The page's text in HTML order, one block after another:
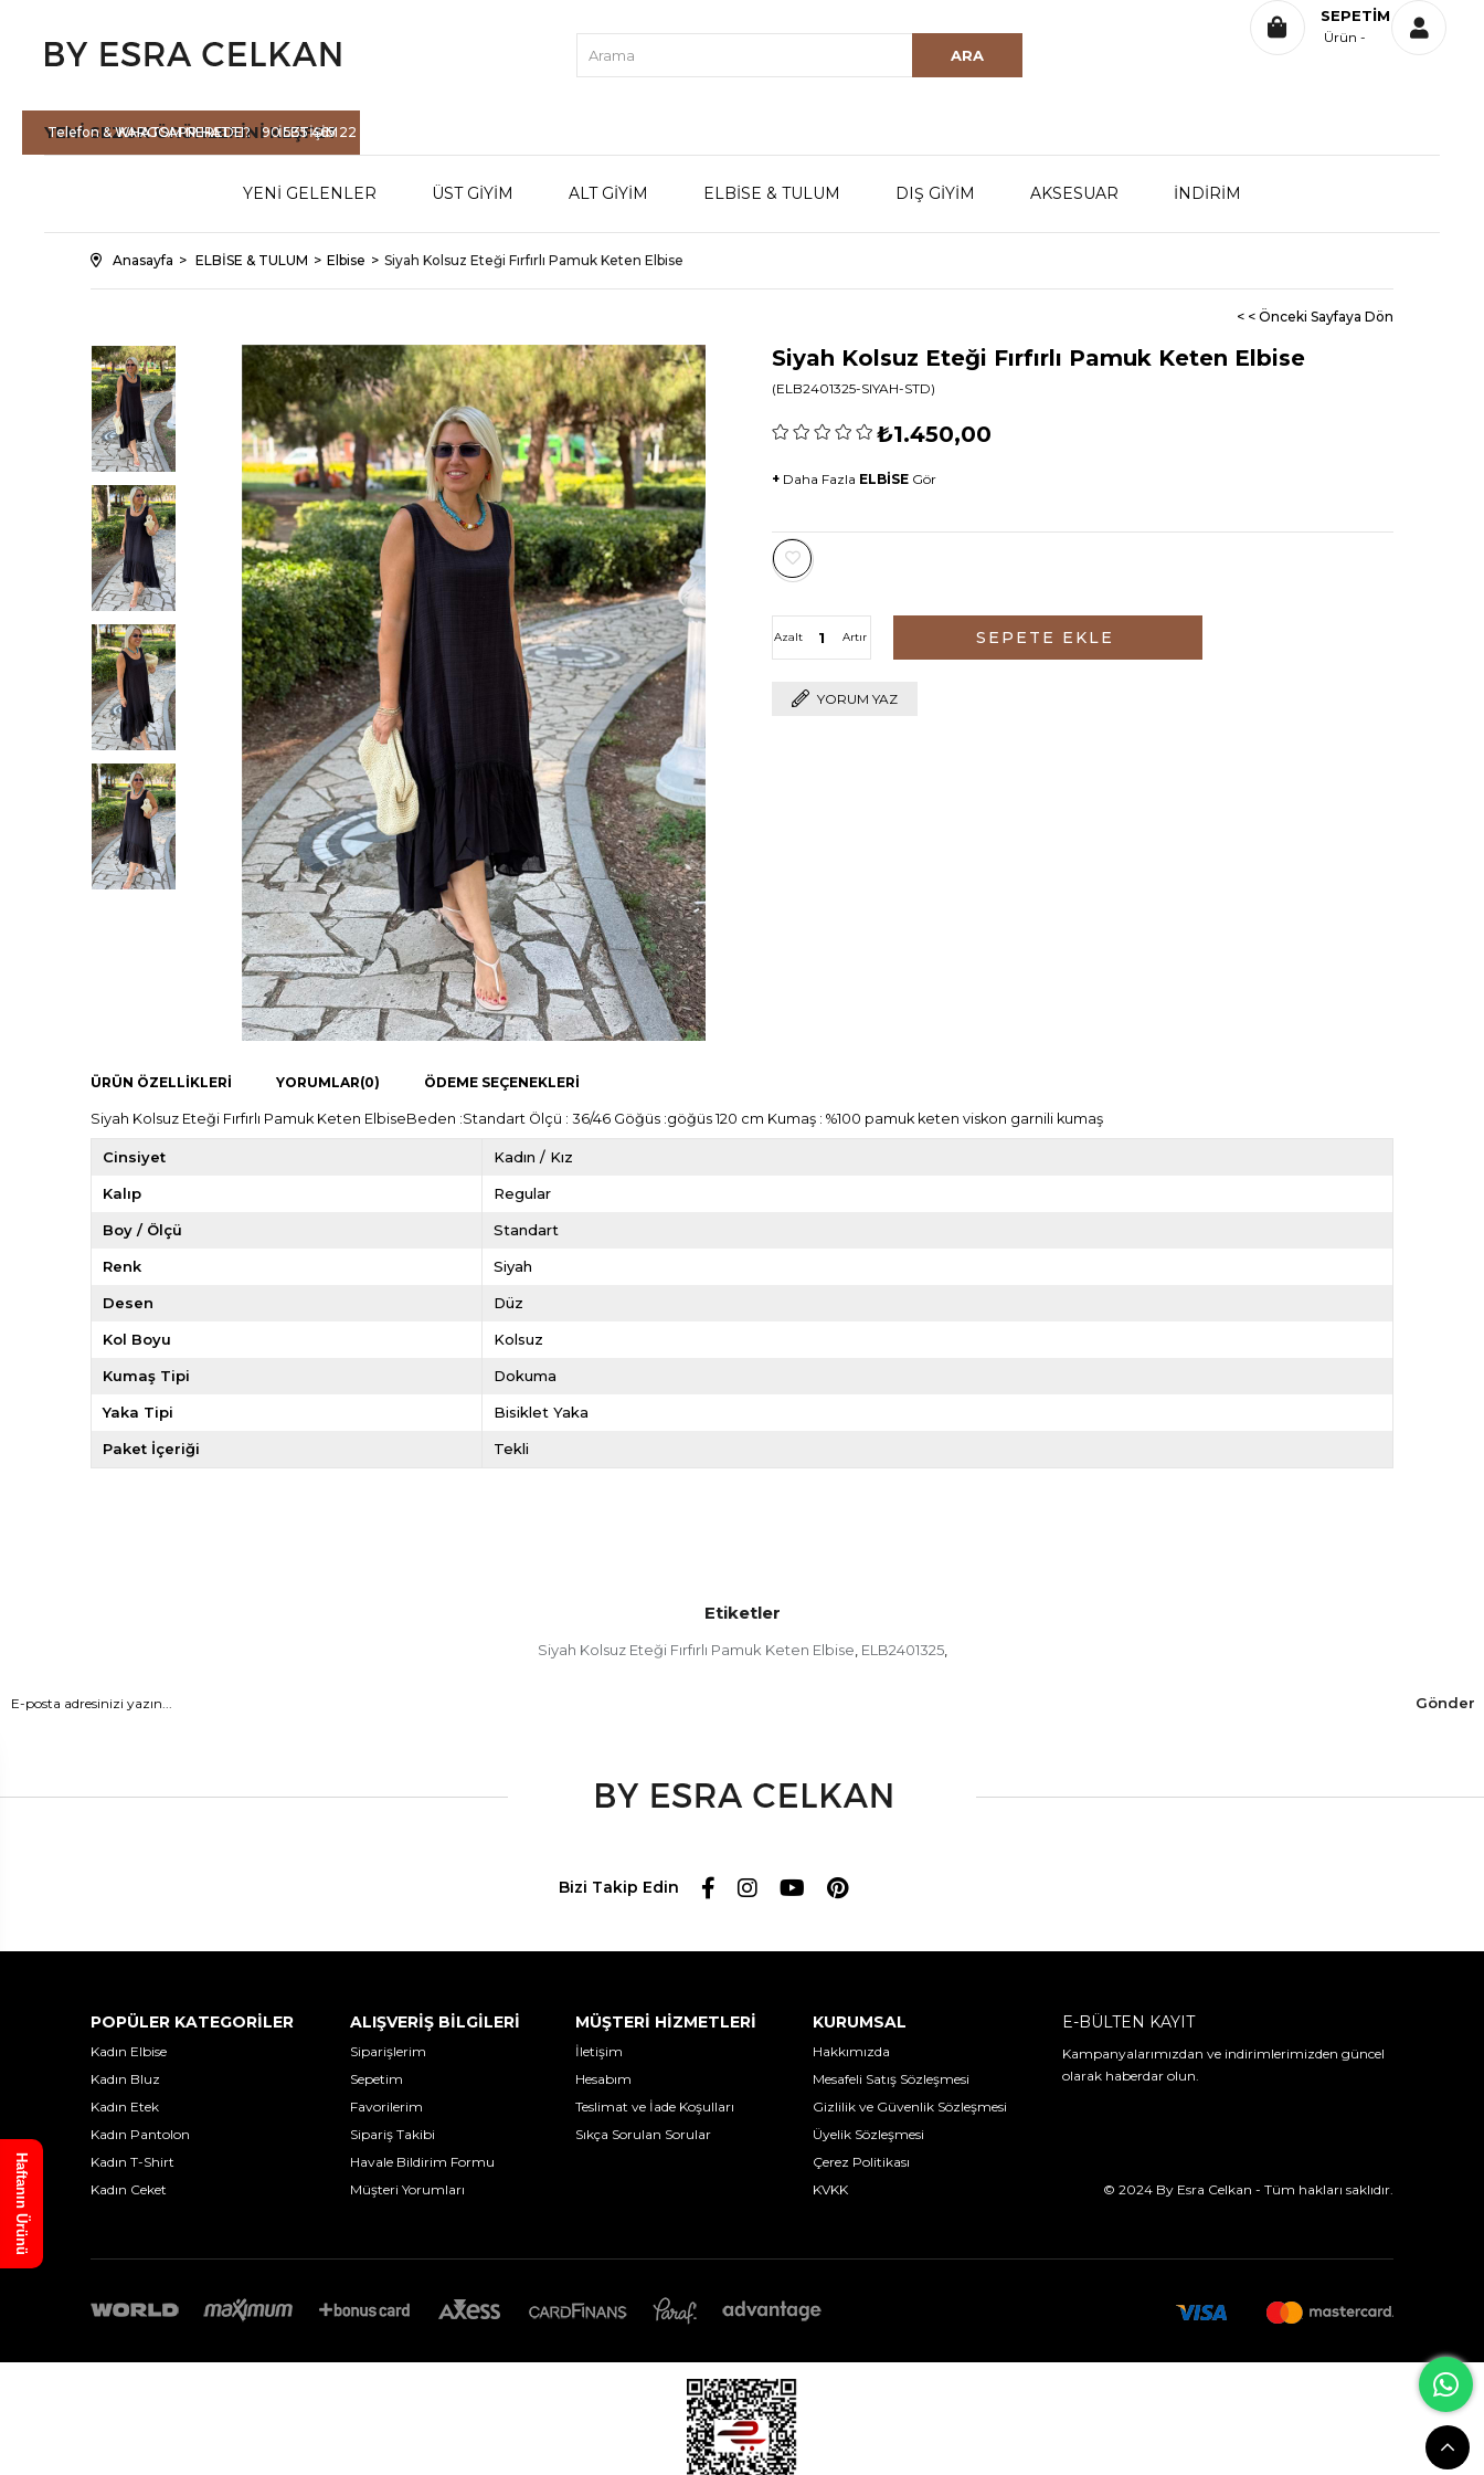
Telefon & WHATSAPP HATTI : 90 535 465 22
YENİ SEZONÜRÜNLERİNİ KEŞFET
KARGOM NEREDE? İLETİŞİM
SEPETIM
Ürün
YENİ GELENLER ÜST GİYİM ALT GİYİM ELBİSE & TULUM DIŞ GİYİM AKSESUAR İNDİRİM
Anasayfa ELBİSE & TULUM Elbise Siyah Kolsuz Eteği Fırfırlı Pamuk Keten Elbise
< < Önceki Sayfaya Dön
Siyah Kolsuz Eteği Fırfırlı Pamuk Keten Elbise
(ELB2401325-SIYAH-STD)
₺1.450,00
+ Daha Fazla ELBİSE Gör
Artır
Azalt
YORUM YAZ
ÜRÜN ÖZELLIKLERI YORUMLAR(0) ÖDEME SEÇENEKLERI
Siyah Kolsuz Eteği Fırfırlı Pamuk Keten ElbiseBeden :Standart Ölçü : 36/46 Göğüs :göğüs 120 cm Kumaş : %100 pamuk keten viskon garnili kumaş
Cinsiyet Kadın / Kız
Kalıp Regular
Boy / Ölçü Standart
Renk Siyah
Desen Düz
Kol Boyu Kolsuz
Kumaş Tipi Dokuma
Yaka Tipi Bisiklet Yaka
Paket İçeriği Tekli
Etiketler
Siyah Kolsuz Eteği Fırfırlı Pamuk Keten Elbise, ELB2401325,
Gönder
Bizi Takip Edin
POPÜLER KATEGORİLER
Kadın Elbise
Kadın Bluz
Kadın Etek
Kadın Pantolon
Kadın T-Shirt
Kadın Ceket
ALIŞVERİŞ BİLGİLERİ
Siparişlerim
Sepetim
Favorilerim
Sipariş Takibi
Havale Bildirim Formu
Müşteri Yorumları
MÜŞTERİ HİZMETLERİ
İletişim
Hesabım
Teslimat ve İade Koşulları
Sıkça Sorulan Sorular
KURUMSAL
Hakkımızda
Mesafeli Satış Sözleşmesi
Gizlilik ve Güvenlik Sözleşmesi
Üyelik Sözleşmesi
Çerez Politikası
KVKK
E-BÜLTEN KAYIT
Kampanyalarımızdan ve indirimlerimizden güncel
olarak haberdar olun.
© 2024 By Esra Celkan - Tüm hakları saklıdır.
Haftanın Ürünü